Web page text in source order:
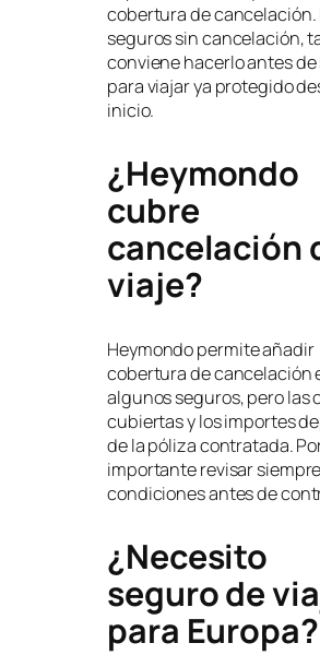
cobertura de cancelación.
seguros sin cancelación,
conviene hacerlo antes de
para viajar ya protegido
inicio.
¿Heymondo
cubre
cancelación
viaje?
Heymondo permite añadir
cobertura de cancelación
algunos seguros, pero las
cubiertas y los importes
de la póliza contratada.
importante revisar
condiciones antes de
¿Necesito
seguro de
para Europa?